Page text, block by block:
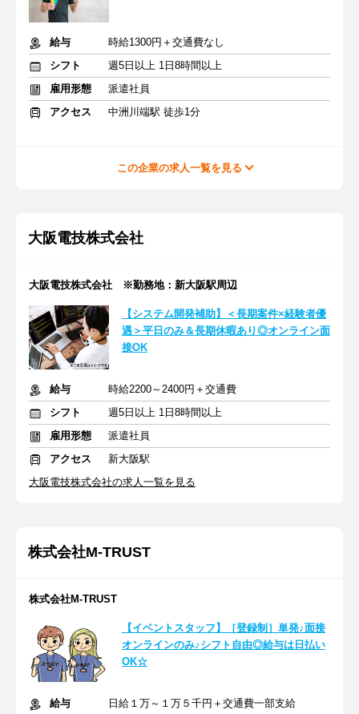
給与
時給1300円＋交通費なし
シフト
週5日以上 1日8時間以上
雇用形態
派遣社員
アクセス
中洲川端駅 徒歩1分
この企業の求人一覧を見る
大阪電技株式会社
大阪電技株式会社 ※勤務地：新大阪駅周辺
【システム開発補助】＜長期案件×経験者優
遇＞平日のみ＆長期休暇あり◎オンライン面
接OK
給与
時給2200～2400円＋交通費
シフト
週5日以上 1日8時間以上
雇用形態
派遣社員
アクセス
新大阪駅
大阪電技株式会社の求人一覧を見る
株式会社M-TRUST
株式会社M‐TRUST
【イベントスタッフ】［登録制］単発♪面接
オンラインのみ♪シフト自由◎給与は日払い
OK☆
給与 日給１万～１万５千円＋交通費一部支給